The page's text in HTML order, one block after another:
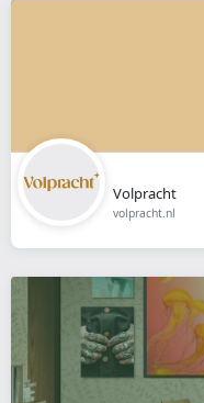
Volpracht
volpracht.nl